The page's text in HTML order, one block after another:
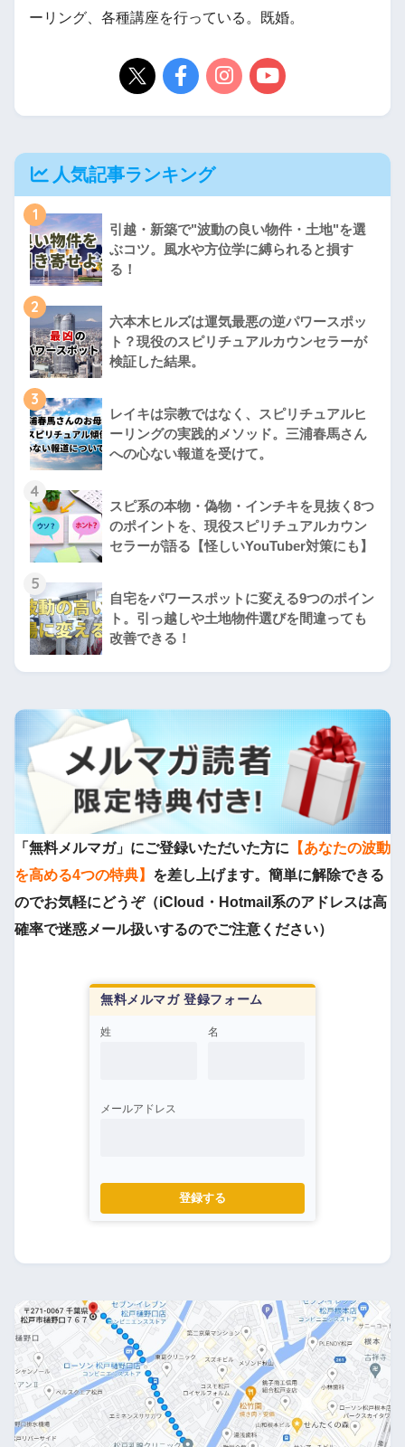
ーリング、各種講座を行っている。既婚。
人気記事ランキング
1
引越・新築で"波動の良い物件・土地"を選
ぶコツ。風水や方位学に縛られると損す
る！
2
六本木ヒルズは運気最悪の逆パワースポッ
ト？現役のスピリチュアルカウンセラーが
検証した結果。
3
レイキは宗教ではなく、スピリチュアルヒ
ーリングの実践的メソッド。三浦春馬さん
への心ない報道を受けて。
4
スピ系の本物・偽物・インチキを見抜く8つ
のポイントを、現役スピリチュアルカウン
セラーが語る【怪しいYouTuber対策にも】
5
自宅をパワースポットに変える9つのポイン
ト。引っ越しや土地物件選びを間違っても
改善できる！
「無料メルマガ」にご登録いただいた方に 【あなたの波動
を高める4つの特典】 を差し上げます。簡単に解除できる
のでお気軽にどうぞ（iCloud・Hotmail系のアドレスは高
確率で迷惑メール扱いするのでご注意ください）
無料メルマガ 登録フォーム
姓 名
メールアドレス
登録する